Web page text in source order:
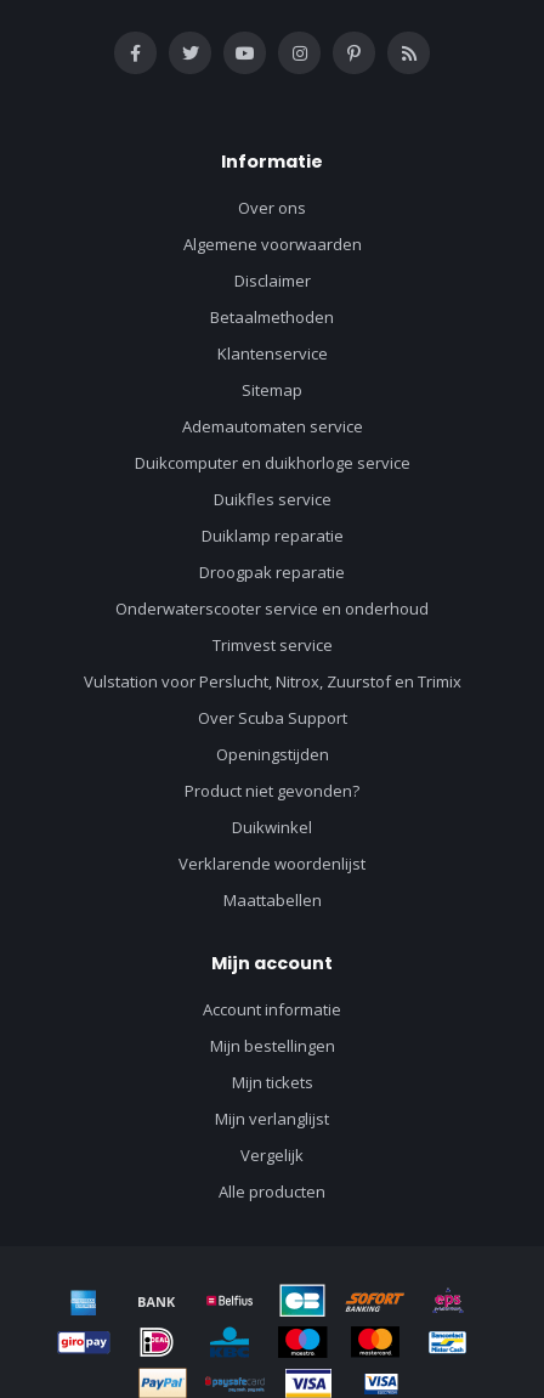
Informatie
Over ons
Algemene voorwaarden
Disclaimer
Betaalmethoden
Klantenservice
Sitemap
Ademautomaten service
Duikcomputer en duikhorloge service
Duikfles service
Duiklamp reparatie
Droogpak reparatie
Onderwaterscooter service en onderhoud
Trimvest service
Vulstation voor Perslucht, Nitrox, Zuurstof en Trimix
Over Scuba Support
Openingstijden
Product niet gevonden?
Duikwinkel
Verklarende woordenlijst
Maattabellen
Mijn account
Account informatie
Mijn bestellingen
Mijn tickets
Mijn verlanglijst
Vergelijk
Alle producten